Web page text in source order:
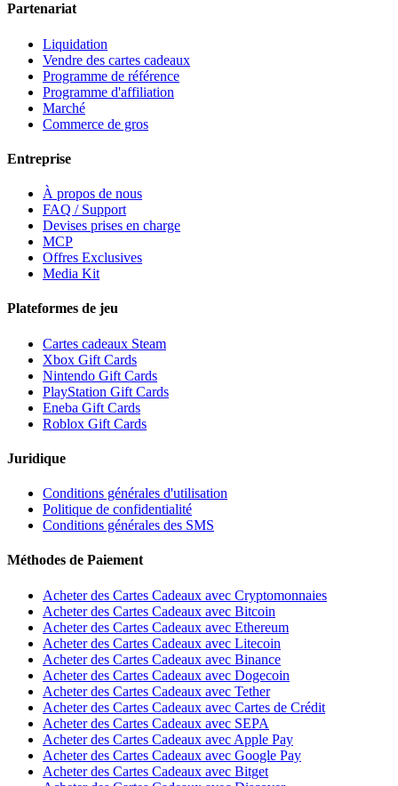
Partenariat
Liquidation
Vendre des cartes cadeaux
Programme de référence
Programme d'affiliation
Marché
Commerce de gros
Entreprise
À propos de nous
FAQ / Support
Devises prises en charge
MCP
Offres Exclusives
Media Kit
Plateformes de jeu
Cartes cadeaux Steam
Xbox Gift Cards
Nintendo Gift Cards
PlayStation Gift Cards
Eneba Gift Cards
Roblox Gift Cards
Juridique
Conditions générales d'utilisation
Politique de confidentialité
Conditions générales des SMS
Méthodes de Paiement
Acheter des Cartes Cadeaux avec Cryptomonnaies
Acheter des Cartes Cadeaux avec Bitcoin
Acheter des Cartes Cadeaux avec Ethereum
Acheter des Cartes Cadeaux avec Litecoin
Acheter des Cartes Cadeaux avec Binance
Acheter des Cartes Cadeaux avec Dogecoin
Acheter des Cartes Cadeaux avec Tether
Acheter des Cartes Cadeaux avec Cartes de Crédit
Acheter des Cartes Cadeaux avec SEPA
Acheter des Cartes Cadeaux avec Apple Pay
Acheter des Cartes Cadeaux avec Google Pay
Acheter des Cartes Cadeaux avec Bitget